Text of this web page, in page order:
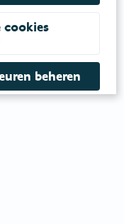
maken?
in op
cookies
beheren